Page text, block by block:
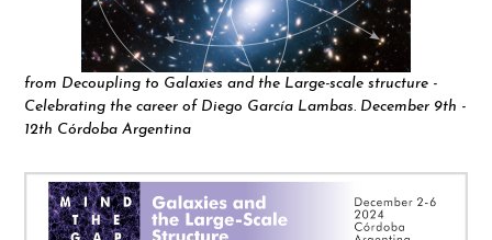
from Decoupling to Galaxies and the Large-scale structure -
Celebrating the career of Diego García Lambas. December 9th -
12th Córdoba Argentina